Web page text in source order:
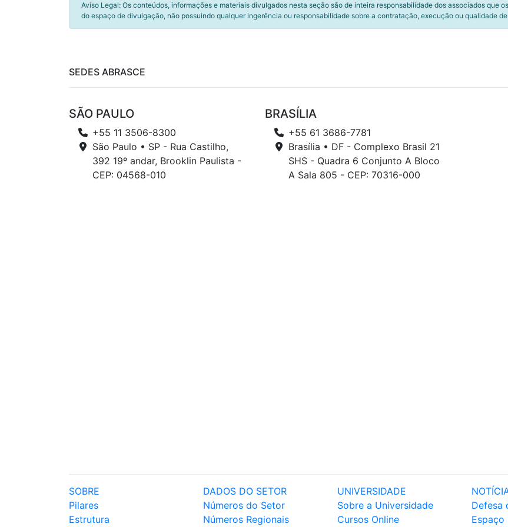
Aviso Legal: Os conteúdos, informações e materiais divulgados nesta seção são de inteira responsabilidade dos associados que
do espaço de divulgação, não possuindo qualquer ingerência ou responsabilidade sobre a contratação, execução ou qualidade
SEDES ABRASCE
SÃO PAULO
+55 11 3506-8300
São Paulo • SP - Rua Castilho,
392 19º andar, Brooklin Paulista -
CEP: 04568-010
BRASÍLIA
+55 61 3686-7781
Brasília • DF - Complexo Brasil 21
SHS - Quadra 6 Conjunto A Bloco
A Sala 805 - CEP: 70316-000
SOBRE
Pilares
Estrutura
DADOS DO SETOR
Números do Setor
Números Regionais
UNIVERSIDADE
Sobre a Universidade
Cursos Online
Defesa
Espaço